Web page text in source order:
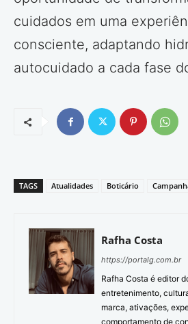
cuidados em uma
consciente, adaptando
autocuidado a cada fase
TAGS Atualidades Boticário
Rafha Costa
https://portalg.com.br
Rafha Costa é editor
entretenimento,
marca, ativações,
comportamento de